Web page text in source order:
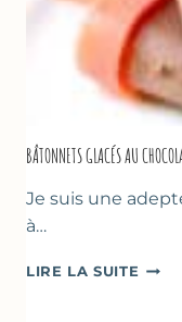
BÂTONNETS GLACÉS AU
Je suis une
à…
LIRE LA SUITE